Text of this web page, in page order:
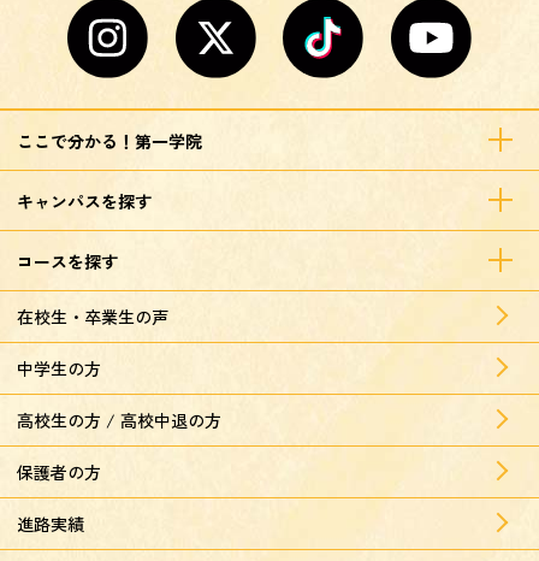
ここで分かる！第一学院
キャンパスを探す
コースを探す
在校生・卒業生の声
中学生の方
高校生の方 / 高校中退の方
保護者の方
進路実績